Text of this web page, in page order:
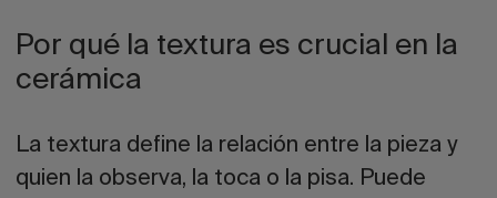
Por qué la textura es crucial en la
cerámica
La textura define la relación entre la pieza y
quien la observa, la toca o la pisa. Puede